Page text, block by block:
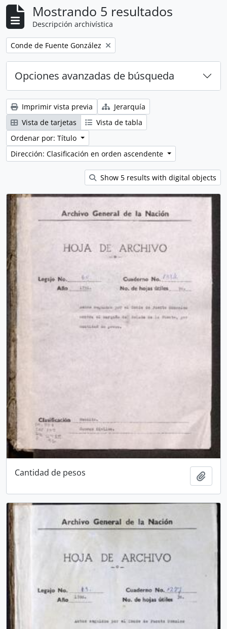
Mostrando 5 resultados
Descripción archivística
Remove filter:
Conde de Fuente González
Opciones avanzadas de búsqueda
Imprimir vista previa
Jerarquía
Vista de tarjetas
Vista de tabla
Ordenar por: Título
Dirección: Clasificación en orden ascendente
Show 5 results with digital objects
Cantidad de pesos